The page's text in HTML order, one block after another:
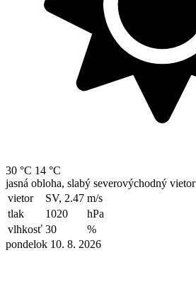
30 °C 14 °C
jasná obloha, slabý severovýchodný vietor
vietor
SV, 2.47 m/s
tlak
1020
hPa
vlhkosť 30
%
pondelok 10. 8. 2026